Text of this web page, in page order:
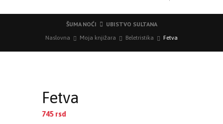
ŠUMA NOĆI UBISTVO SULTANA
Naslovna Moja knjižara Beletristika Fetva
Fetva
745 rsd